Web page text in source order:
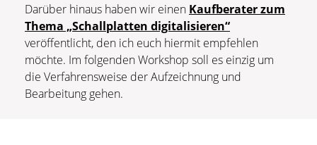
Darüber hinaus haben wir einen Kaufberater zum
Thema „Schallplatten digitalisieren“
veröffentlicht, den ich euch hiermit empfehlen
möchte. Im folgenden Workshop soll es einzig um
die Verfahrensweise der Aufzeichnung und
Bearbeitung gehen.